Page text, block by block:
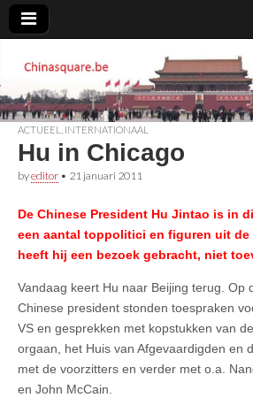
ACTUEEL INTERNATIONAAL
Hu in Chicago
byeditor • 21 januari 2011
De Chinese President Hu Jintao is in
een aantal toppolitici en figuren uit de
heeft hij een bezoek gebracht, niet
Vandaag keert Hu naar Beijing terug. Op
Chinese president stonden toespraken
VS en gesprekken met kopstukken van
orgaan, het Huis van Afgevaardigden en
met de voorzitters en verder met o.a.
en John McCain.